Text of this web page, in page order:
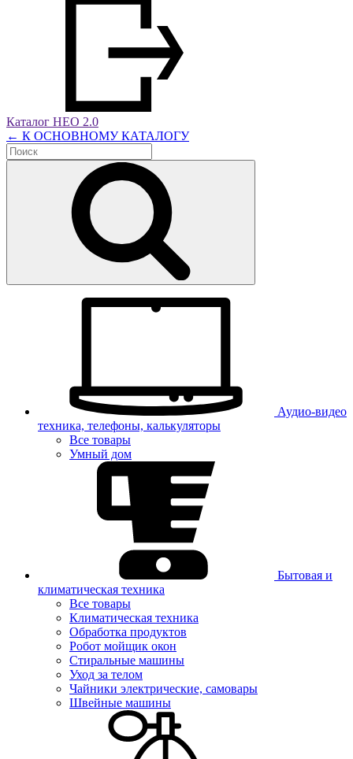
Каталог НЕО 2.0
← К ОСНОВНОМУ КАТАЛОГУ
Аудио-видео
техника, телефоны, калькуляторы
Все товары
Умный дом
Бытовая и
климатическая техника
Все товары
Климатическая техника
Обработка продуктов
Робот мойщик окон
Стиральные машины
Уход за телом
Чайники электрические, самовары
Швейные машины